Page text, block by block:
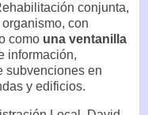
conjunta,
con
como una ventanilla
información,
subvenciones en
y edificios.